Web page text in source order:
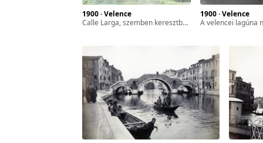
1900 · Velence
Calle Larga, szemben keresztbe a Rio de San Polo.
1900 · Velence
a velencei lagúna nagy hídja a vasúti híd (a